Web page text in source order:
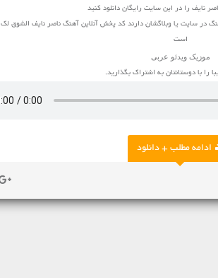
نایف را در این سایت رایگان دانلود کنید
در سایت یا وبلاگشان دارند کد پخش آنلاین آهنگ ناصر نایف الشوق
است
موزیک ویدئو عربی
را با دوستانتان به اشتراک بگذارید.
ادامه مطلب + دانلود